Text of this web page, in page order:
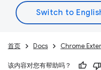
首页 Docs Chrome
该内容对您有帮助吗？